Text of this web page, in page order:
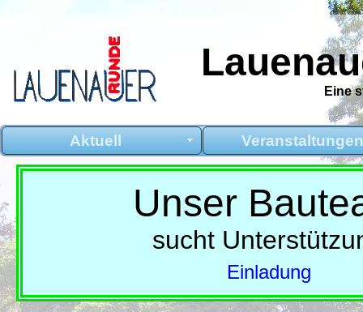
Eine
Aktuell Veranstaltungen
Unser
sucht
Einladung